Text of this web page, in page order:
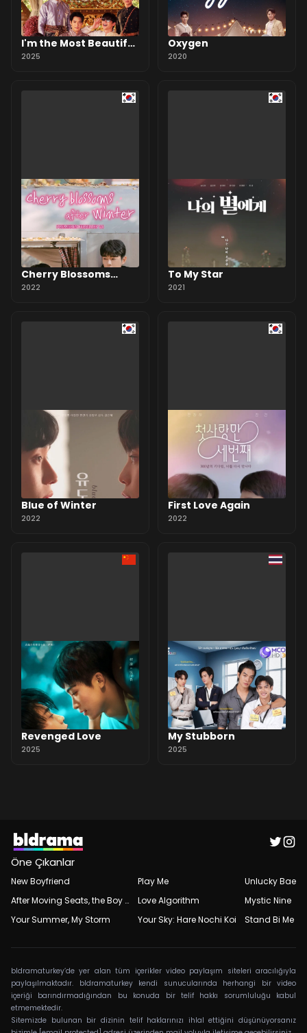
I'm the Most Beautiful
Count
2025
Oxygen
2020
Cherry Blossoms
After Winter
2022
To My Star
2021
Blue of Winter
2022
First Love Again
2022
Revenged Love
2025
My Stubborn
2025
Öne Çıkanlar
New Boyfriend
After Moving Seats, the Boy Behind Me Has a Crush on Me
Your Summer, My Storm
Play Me
Love Algorithm
Your Sky: Hare Nochi Koi
Unlucky Bae
Mystic Nine
Stand Bi Me
bldramaturkey’de yer alan tüm içerikler video paylaşım siteleri aracılığıyla
paylaşılmaktadır. bldramaturkey kendi sunucularında herhangi bir video
içeriği barındırmadığından bu konuda bir telif hakkı sorumluluğu kabul
etmemektedir.
Sitemizde bulunan bir dizinin telif haklarınızı ihlal ettiğini düşünüyorsanız